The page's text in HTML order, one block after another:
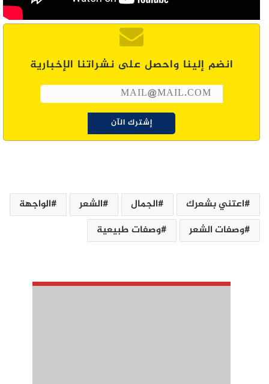
انضم إلينا واحصل على نشراتنا الإخبارية
اعتني بشعرك الجمال الشعر
الواجهة
وصفات الشعر
وصفات طبيعية